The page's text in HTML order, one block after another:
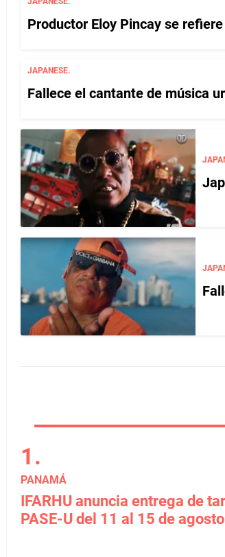
Productor Eloy Pincay se
JAPANESE.
Fallece el cantante de música
PANAMÁ
IFARHU anuncia entrega de
PASE-U del 11 al 15 de agosto